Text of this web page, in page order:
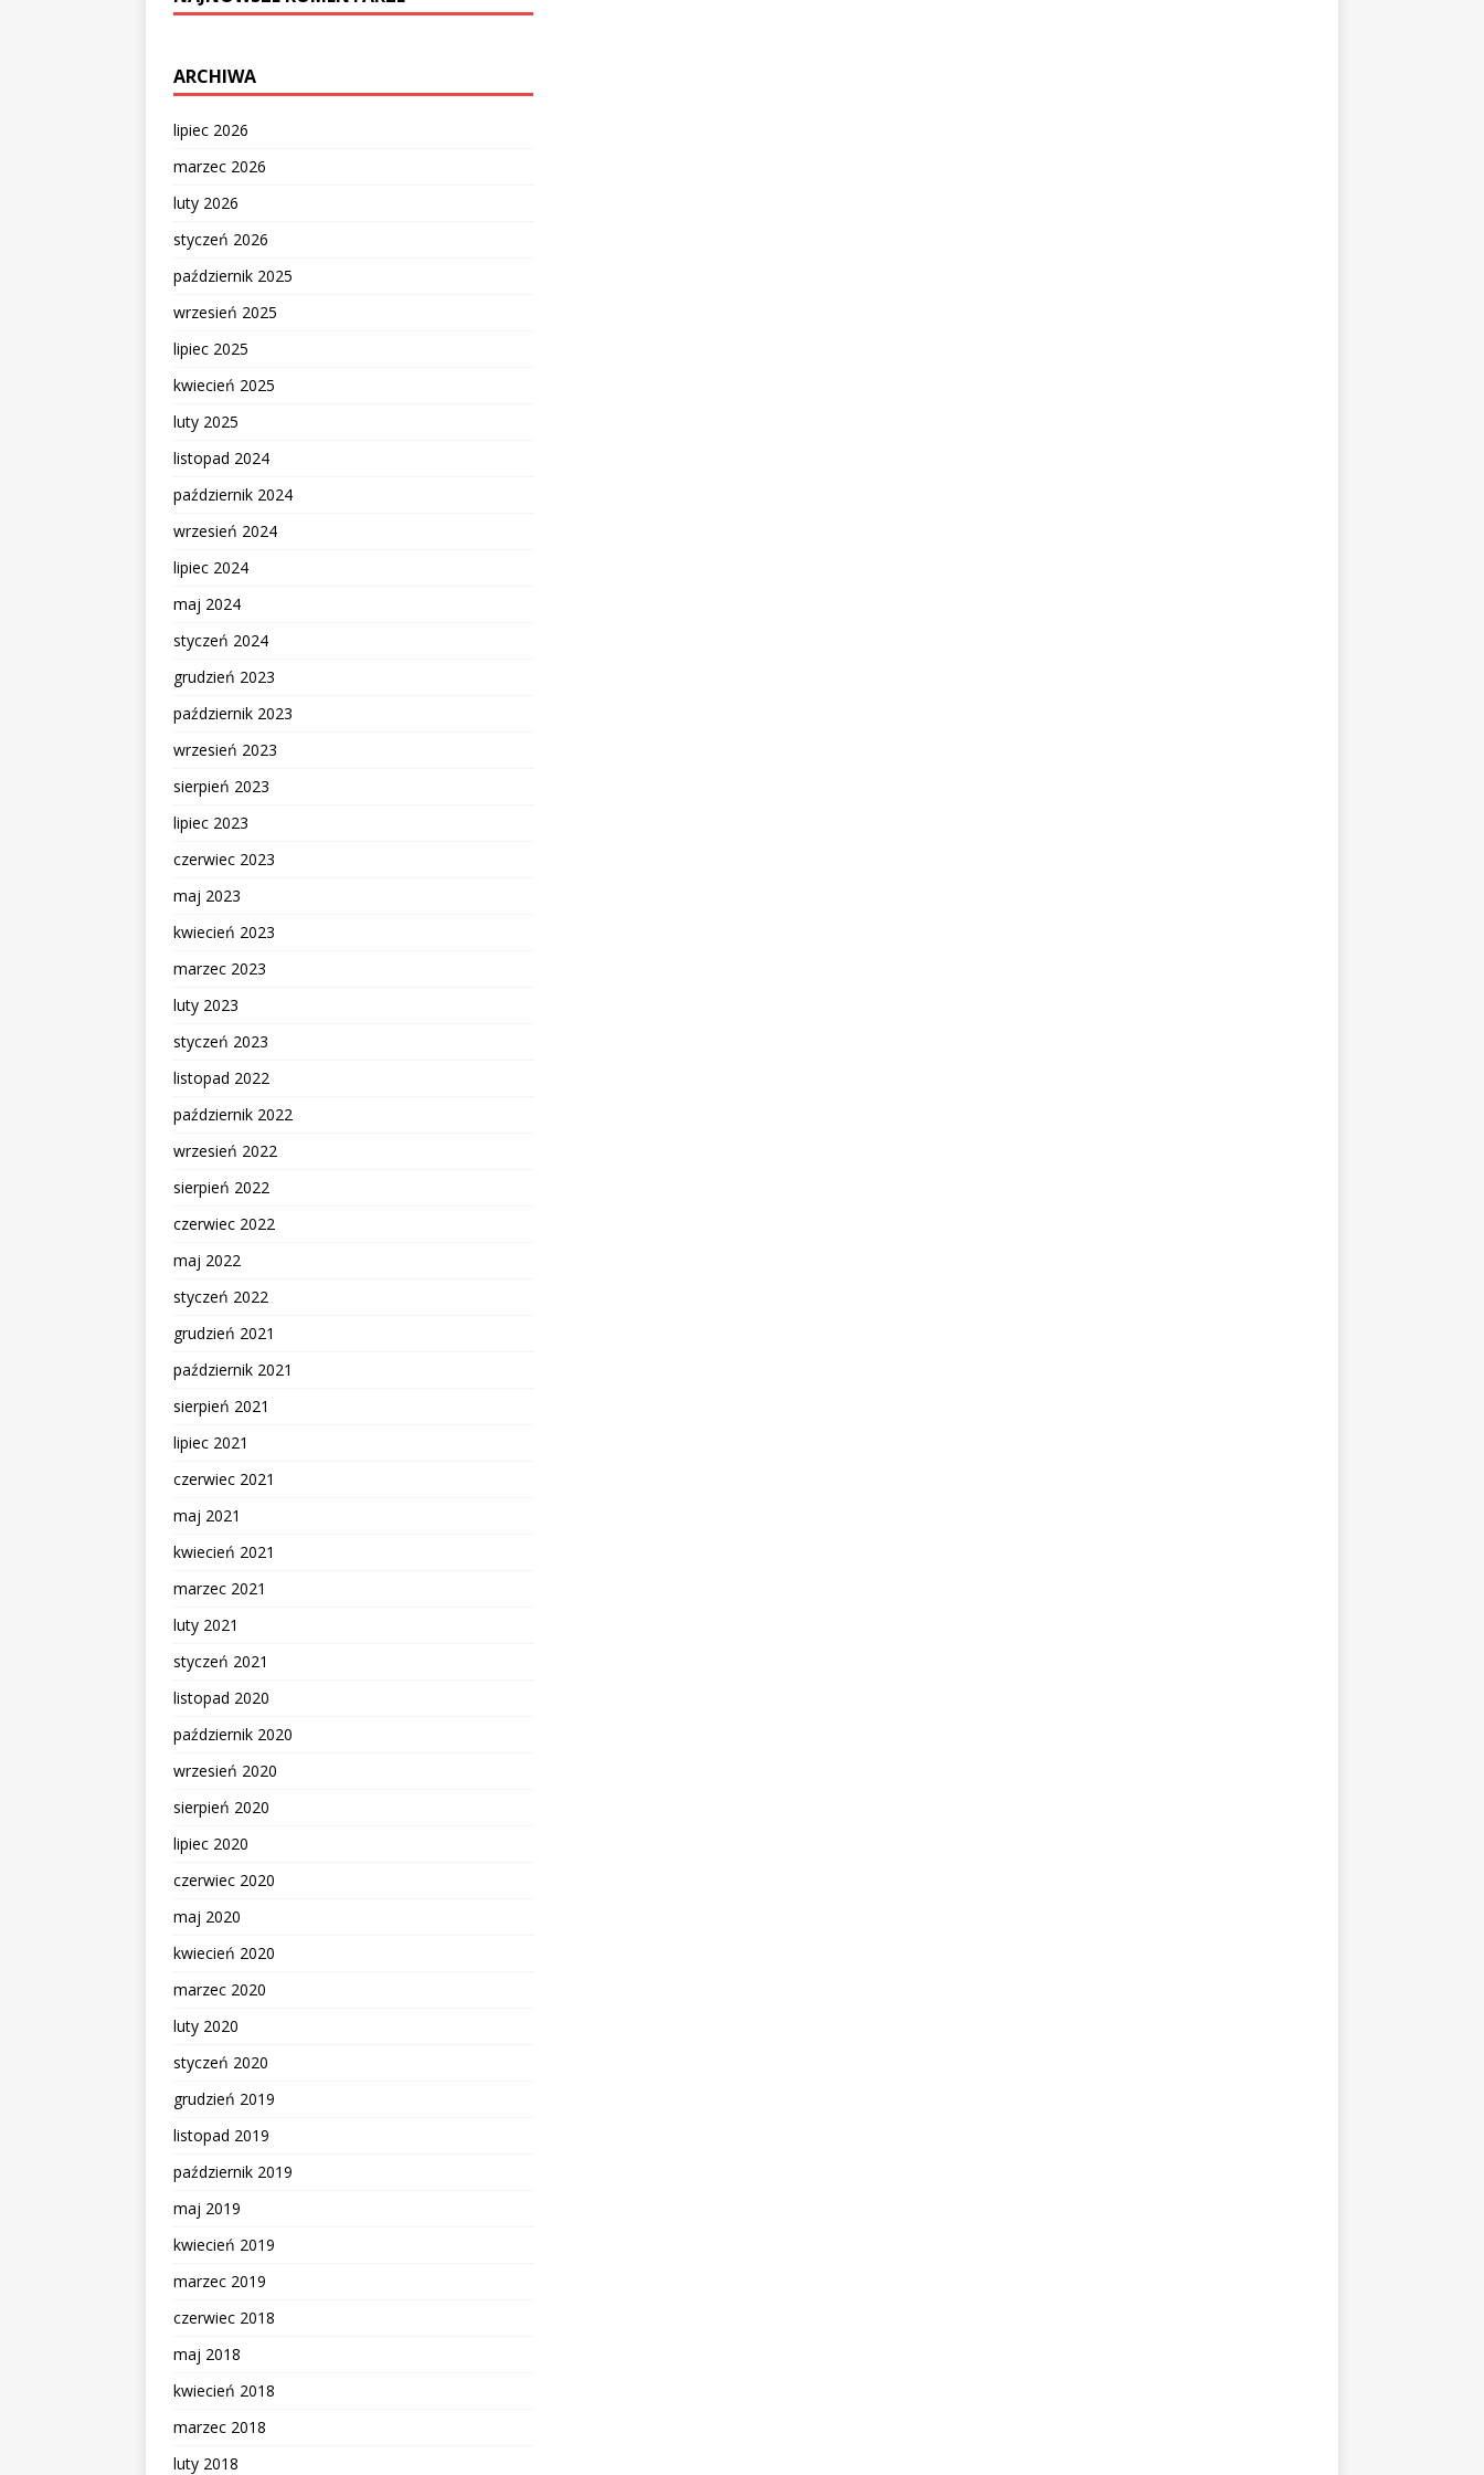
ARCHIWA
lipiec 2026
marzec 2026
luty 2026
styczeń 2026
październik 2025
wrzesień 2025
lipiec 2025
kwiecień 2025
luty 2025
listopad 2024
październik 2024
wrzesień 2024
lipiec 2024
maj 2024
styczeń 2024
grudzień 2023
październik 2023
wrzesień 2023
sierpień 2023
lipiec 2023
czerwiec 2023
maj 2023
kwiecień 2023
marzec 2023
luty 2023
styczeń 2023
listopad 2022
październik 2022
wrzesień 2022
sierpień 2022
czerwiec 2022
maj 2022
styczeń 2022
grudzień 2021
październik 2021
sierpień 2021
lipiec 2021
czerwiec 2021
maj 2021
kwiecień 2021
marzec 2021
luty 2021
styczeń 2021
listopad 2020
październik 2020
wrzesień 2020
sierpień 2020
lipiec 2020
czerwiec 2020
maj 2020
kwiecień 2020
marzec 2020
luty 2020
styczeń 2020
grudzień 2019
listopad 2019
październik 2019
maj 2019
kwiecień 2019
marzec 2019
czerwiec 2018
maj 2018
kwiecień 2018
marzec 2018
luty 2018